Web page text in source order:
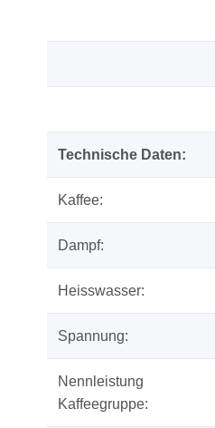
Technische Daten:
Kaffee:
Dampf:
Heisswasser:
Spannung:
Nennleistung
Kaffeegruppe: